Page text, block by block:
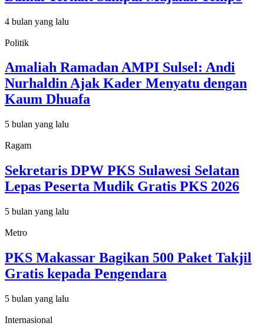
4 bulan yang lalu
Politik
Amaliah Ramadan AMPI Sulsel: Andi
Nurhaldin Ajak Kader Menyatu dengan
Kaum Dhuafa
5 bulan yang lalu
Ragam
Sekretaris DPW PKS Sulawesi Selatan
Lepas Peserta Mudik Gratis PKS 2026
5 bulan yang lalu
Metro
PKS Makassar Bagikan 500 Paket Takjil
Gratis kepada Pengendara
5 bulan yang lalu
Internasional